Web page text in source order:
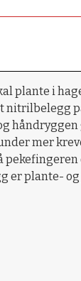
plante i
mer
plante-